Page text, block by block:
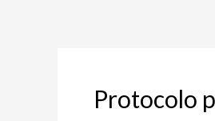
Protocolo